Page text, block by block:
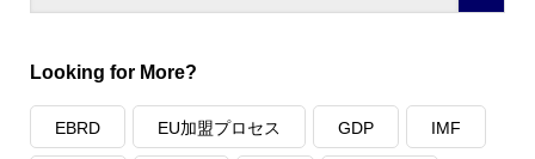
Looking for More?
EBRD EU加盟プロセス GDP IMF